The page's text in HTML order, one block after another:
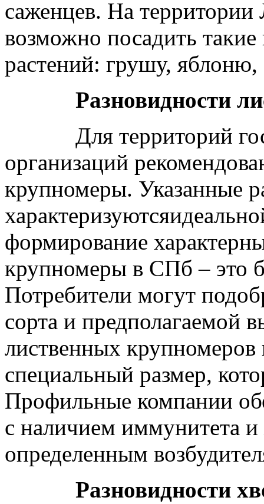
саженцев. На территории
возможно посадить
растений: грушу, яблоню,
Разновидности
Для территорий
организаций
крупномеры. Указанные
формирование
крупномеры в СПб – это
Потребители могут
сорта и предполагаемой
лиственных
специальный размер,
Профильные компании
с наличием иммунитета
определенным
Разновидности